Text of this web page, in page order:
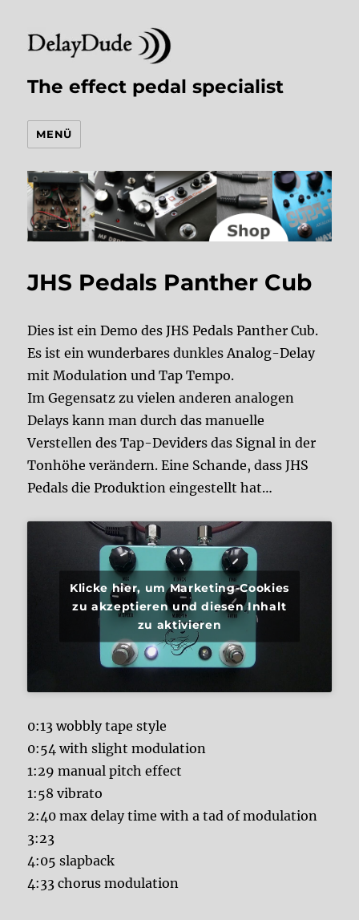
The effect pedal specialist
MENÜ
JHS Pedals Panther Cub
Dies ist ein Demo des JHS Pedals Panther Cub.
Es ist ein wunderbares dunkles Analog-Delay
mit Modulation und Tap Tempo.
Im Gegensatz zu vielen anderen analogen
Delays kann man durch das manuelle
Verstellen des Tap-Deviders das Signal in der
Tonhöhe verändern. Eine Schande, dass JHS
Pedals die Produktion eingestellt hat…
Klicke hier, um Marketing-Cookies
zu akzeptieren und diesen Inhalt
zu aktivieren
0:13 wobbly tape style
0:54 with slight modulation
1:29 manual pitch effect
1:58 vibrato
2:40 max delay time with a tad of modulation
3:23
4:05 slapback
4:33 chorus modulation